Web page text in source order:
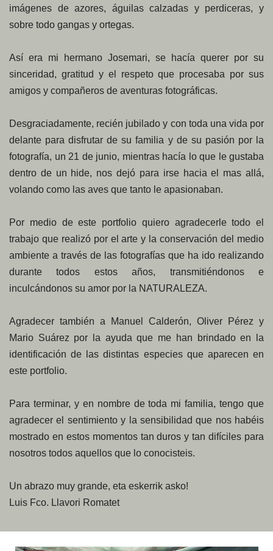
imágenes de azores, águilas calzadas y perdiceras, y
sobre todo gangas y ortegas.
Así era mi hermano Josemari, se hacía querer por su
sinceridad, gratitud y el respeto que procesaba por sus
amigos y compañeros de aventuras fotográficas.
Desgraciadamente, recién jubilado y con toda una vida por
delante para disfrutar de su familia y de su pasión por la
fotografía, un 21 de junio, mientras hacía lo que le gustaba
dentro de un hide, nos dejó para irse hacia el mas allá,
volando como las aves que tanto le apasionaban.
Por medio de este portfolio quiero agradecerle todo el
trabajo que realizó por el arte y la conservación del medio
ambiente a través de las fotografías que ha ido realizando
durante todos estos años, transmitiéndonos e
inculcándonos su amor por la NATURALEZA.
Agradecer también a Manuel Calderón, Oliver Pérez y
Mario Suárez por la ayuda que me han brindado en la
identificación de las distintas especies que aparecen en
este portfolio.
Para terminar, y en nombre de toda mi familia, tengo que
agradecer el sentimiento y la sensibilidad que nos habéis
mostrado en estos momentos tan duros y tan difíciles para
nosotros todos aquellos que lo conocisteis.
Un abrazo muy grande, eta eskerrik asko!
Luis Fco. Llavori Romatet